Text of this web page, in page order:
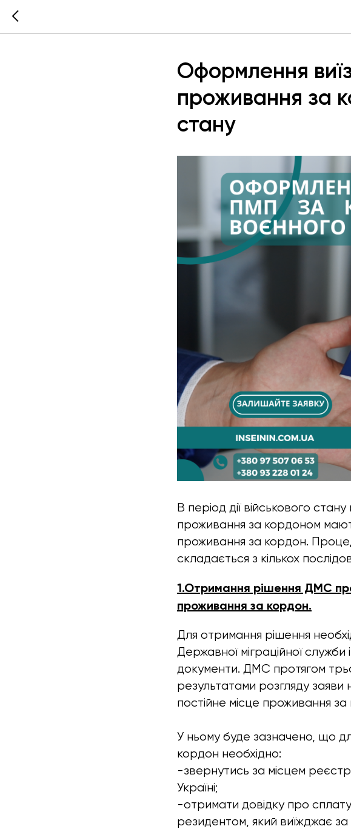
Оформлення
проживання за
стану
В період дії військового
проживання за кордоном
проживання за кордон.
складається з кількох
1.Отримання рішення ДМС
проживання за кордон.
Для отримання рішення
Державної міграційної служби
документи. ДМС протягом
результатами розгляду
постійне місце проживання
У ньому буде зазначено, що
кордон необхідно:
-звернутись за місцем
Україні;
-отримати довідку про
резидентом, який виїжджає